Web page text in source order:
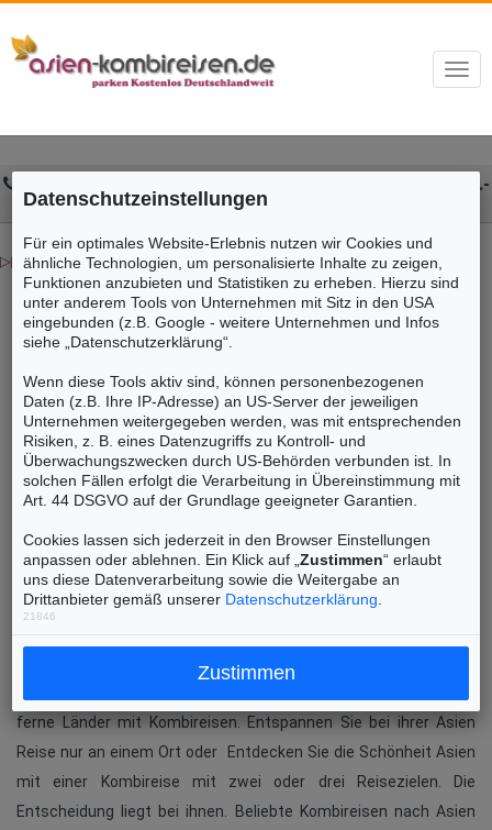
Mo.-
So. 10:00-22:00 Uhr
▷▷▷ Asien Kombireisen günstig buchen
Asien Kombireisen Individual Kombinieren mit Asien-
Kombireisen.de
Willkommen auf Asien-Kombireisen.de. Wir freuen uns, dass Sie
ferne Länder mit Kombireisen. Entspannen Sie bei ihrer Asien
Reise nur an einem Ort oder Entdecken Sie die Schönheit Asien
mit einer Kombireise mit zwei oder drei Reisezielen. Die
Entscheidung liegt bei ihnen. Beliebte Kombireisen nach Asien
Datenschutzeinstellungen
Für ein optimales Website-Erlebnis nutzen wir Cookies und
ähnliche Technologien, um personalisierte Inhalte zu zeigen,
Funktionen anzubieten und Statistiken zu erheben. Hierzu sind
unter anderem Tools von Unternehmen mit Sitz in den USA
eingebunden (z.B. Google - weitere Unternehmen und Infos
siehe „Datenschutzerklärung“.
Wenn diese Tools aktiv sind, können personenbezogenen
Daten (z.B. Ihre IP-Adresse) an US-Server der jeweiligen
Unternehmen weitergegeben werden, was mit entsprechenden
Risiken, z. B. eines Datenzugriffs zu Kontroll- und
Überwachungszwecken durch US-Behörden verbunden ist. In
solchen Fällen erfolgt die Verarbeitung in Übereinstimmung mit
Art. 44 DSGVO auf der Grundlage geeigneter Garantien.
Cookies lassen sich jederzeit in den Browser Einstellungen
anpassen oder ablehnen. Ein Klick auf „Zustimmen“ erlaubt
uns diese Datenverarbeitung sowie die Weitergabe an
Drittanbieter gemäß unserer Datenschutzerklärung
21846
Zustimmen